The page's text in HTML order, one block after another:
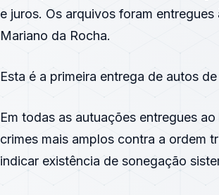
e juros. Os arquivos foram
Mariano da Rocha.
Esta é a primeira entrega de autos
Em todas as autuações entregues
crimes mais amplos contra a ordem
indicar existência de sonegação